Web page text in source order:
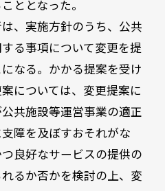
ととなった。
、実施方針のうち、公共
る事項について変更を提
なる。かかる提案を受け
については、変更提案に
共施設等運営事業の適正
障を及ぼすおそれがな
良好なサービスの提供の
るか否かを検討の上、変